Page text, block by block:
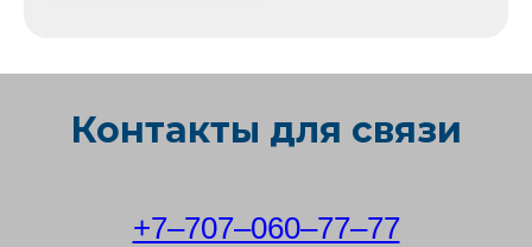
Контакты для связи
+7‒707‒060‒77‒77